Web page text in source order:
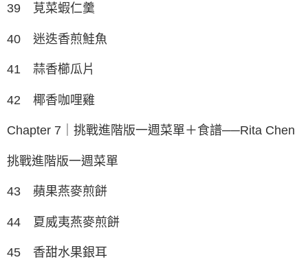
39 莧菜蝦仁羹
40 迷迭香煎鮭魚
41 蒜香櫛瓜片
42 椰香咖哩雞
Chapter 7｜挑戰進階版一週菜單＋食譜──Rita Chen
挑戰進階版一週菜單
43 蘋果燕麥煎餅
44 夏威夷燕麥煎餅
45 香甜水果銀耳